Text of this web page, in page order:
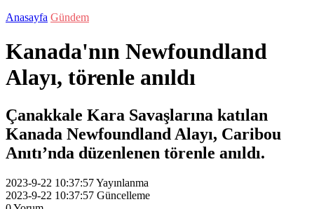
Anasayfa Gündem
Kanada'nın Newfoundland
Alayı, törenle anıldı
Çanakkale Kara Savaşlarına katılan
Kanada Newfoundland Alayı, Caribou
Anıtı’nda düzenlenen törenle anıldı.
2023-9-22 10:37:57Yayınlanma
2023-9-22 10:37:57 Güncelleme